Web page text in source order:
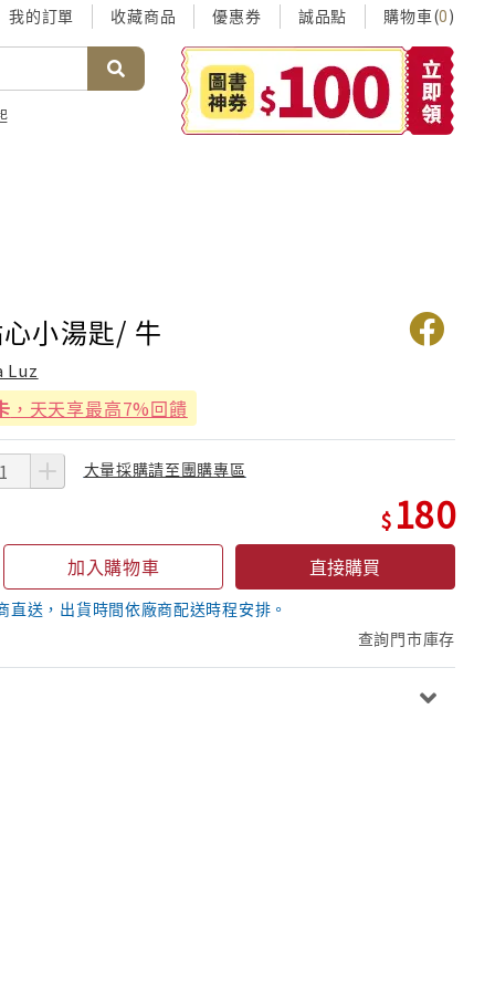
我的訂單 收藏商品 優惠券 誠品點 購物車(0)
小湯匙/ 牛
Luz
，天天享最高7%回饋
大量採購請至團購專區
180
加入購物車 直接購買
直送，出貨時間依廠商配送時程安排。
查詢門市庫存